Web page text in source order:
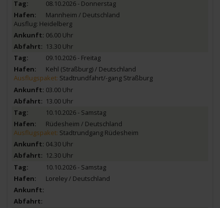
08.10.2026 - Donnerstag
Mannheim / Deutschland
Ausflug: Heidelberg
06.00 Uhr
13.30 Uhr
09.10.2026 - Freitag
Kehl (Straßburg) / Deutschland
Ausflugspaket: Stadtrundfahrt/-gang Straßburg
03.00 Uhr
13.00 Uhr
10.10.2026 - Samstag
Rüdesheim / Deutschland
Ausflugspaket: Stadtrundgang Rüdesheim
04.30 Uhr
12.30 Uhr
10.10.2026 - Samstag
Loreley / Deutschland